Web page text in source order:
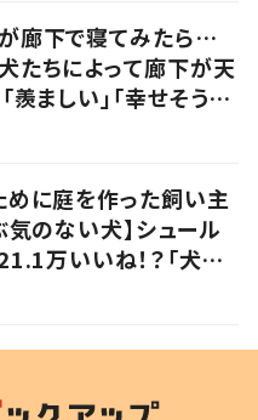
廊下で寝てみたら…
たちによって廊下が天
羨ましい」「幸せそう」
めに庭を作った飼い主
のない犬】シュール
万いいね！？「犬の